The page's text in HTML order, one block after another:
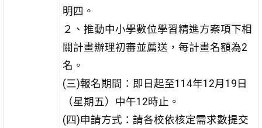
明四。
２、推動中小學數位學習精進方案項下相
關計畫辦理初審並薦送，每計畫名額為2
名。
(三)報名期間：即日起至114年12月19日
（星期五）中午12時止。
(四)申請方式：請各校依核定需求數提交